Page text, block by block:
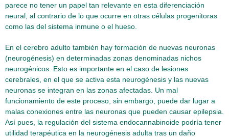
parece no tener un papel tan relevante en esta diferenciación
neural, al contrario de lo que ocurre en otras células progenitoras
como las del sistema inmune o el hueso.
En el cerebro adulto también hay formación de nuevas neuronas
(neurogénesis) en determinadas zonas denominadas nichos
neurogénicos. Esto es importante en el caso de lesiones
cerebrales, en el que se activa esta neurogénesis y las nuevas
neuronas se integran en las zonas afectadas. Un mal
funcionamiento de este proceso, sin embargo, puede dar lugar a
malas conexiones entre las neuronas que pueden causar epilepsia.
Así pues, la regulación del sistema endocannabinoide podría tener
utilidad terapéutica en la neurogénesis adulta tras un daño